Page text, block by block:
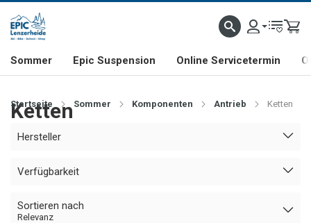
& FREERIDE-SPEZIALIST SCHWEIZER FIRMA SHOP & SHOWROOM IN
Sommer Epic Suspension Online Servicetermin
Startseite Sommer Komponenten Antrieb Ketten
Ketten
Hersteller
Verfügbarkeit
Sortieren nach
Relevanz